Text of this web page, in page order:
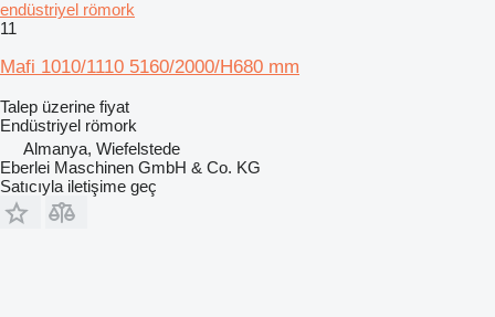
endüstriyel römork
11
Mafi 1010/1110 5160/2000/H680 mm
Talep üzerine fiyat
Endüstriyel römork
Almanya, Wiefelstede
Eberlei Maschinen GmbH & Co. KG
Satıcıyla iletişime geç